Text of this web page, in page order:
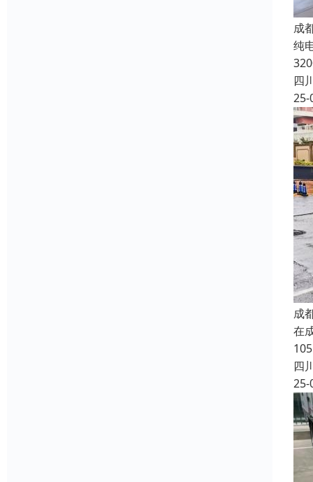
成
纯
四
25-
成
在
四
25-